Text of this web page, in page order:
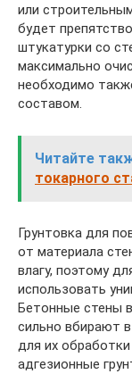
или
будет
штукатурки со
максимально
необходимо
составом.
Читайте
токарного
Грунтовка для
от материала
влагу, поэтому
использовать
Бетонные стены
сильно вбирают
для их
адгезионные